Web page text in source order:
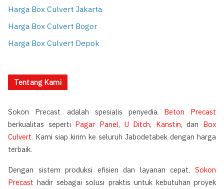
Harga Box Culvert Jakarta
Harga Box Culvert Bogor
Harga Box Culvert Depok
Tentang Kami
Sokon Precast adalah spesialis penyedia Beton Precast
berkualitas seperti Pagar Panel, U Ditch, Kanstin, dan Box
Culvert. Kami siap kirim ke seluruh Jabodetabek dengan harga
terbaik.
Dengan sistem produksi efisien dan layanan cepat, Sokon
Precast hadir sebagai solusi praktis untuk kebutuhan proyek